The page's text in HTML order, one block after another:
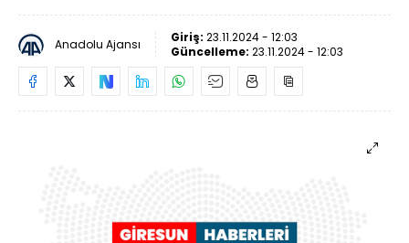
Anadolu Ajansı Giriş: 23.11.2024 - 12:03
Güncelleme: 23.11.2024 - 12:03